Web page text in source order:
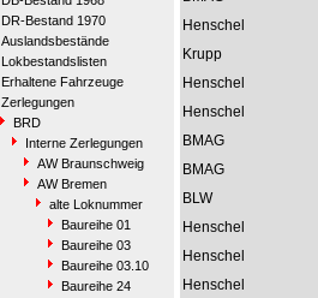
DR-Bestand 1970
Auslandsbestände
Lokbestandslisten
Erhaltene Fahrzeuge
Zerlegungen
BRD
Interne Zerlegungen
AW Braunschweig
AW Bremen
alte Loknummer
Baureihe 01
Baureihe 03
Baureihe 03.10
Baureihe 24
Henschel
Krupp
Henschel
Henschel
BMAG
BMAG
BLW
Henschel
Henschel
Henschel